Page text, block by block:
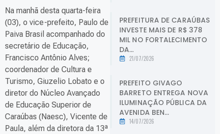
Na manhã desta quarta-feira
(03), o vice-prefeito, Paulo de
Paiva Brasil acompanhado do
secretário de Educação,
Francisco Antônio Alves;
coordenador de Cultura e
Turismo, Giuzelio Lobato e o
diretor do Núcleo Avançado
de Educação Superior de
Caraúbas (Naesc), Vicente de
Paula, além da diretora da 13ª
PREFEITURA DE CARAÚBAS
INVESTE MAIS DE R$ 378
MIL NO FORTALECIMENTO
DA...
21/07/2026
PREFEITO GIVAGO
BARRETO ENTREGA NOVA
ILUMINAÇÃO PÚBLICA DA
AVENIDA BEN...
14/07/2026